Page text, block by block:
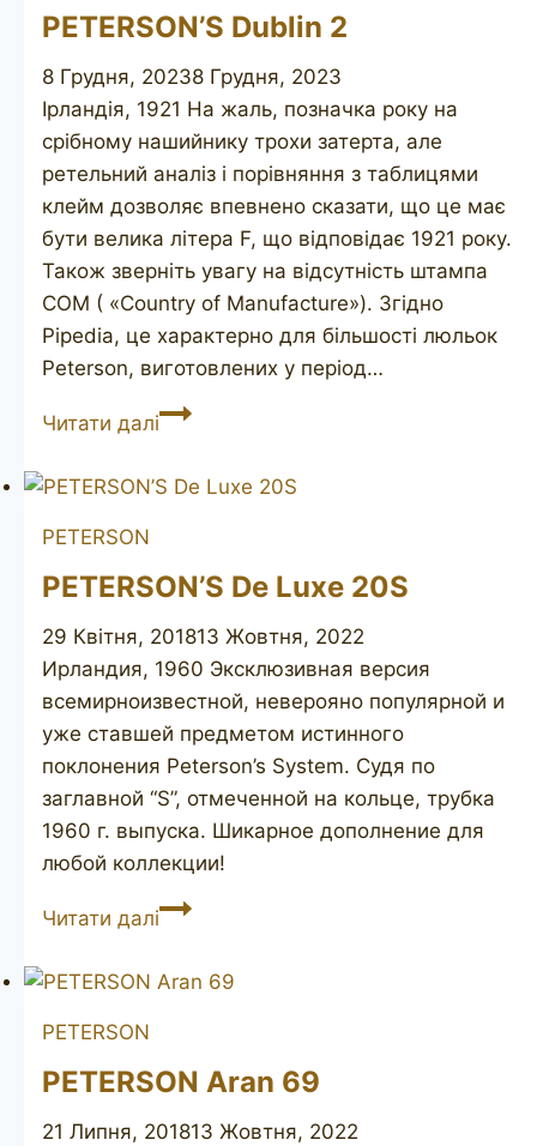
in
Eire
PETERSON’S Dublin 2
8 Грудня, 20238 Грудня, 2023
Ірландія, 1921 На жаль, позначка року на
срібному нашийнику трохи затерта, але
ретельний аналіз і порівняння з таблицями
клейм дозволяє впевнено сказати, що це має
бути велика літера F, що відповідає 1921 року.
Також зверніть увагу на відсутність штампа
COM ( «Country of Manufacture»). Згідно
Pipedia, це характерно для більшості люльок
Peterson, виготовлених у період…
Читати даліPETERSON’S
2
PETERSON
PETERSON’S De Luxe 20S
29 Квітня, 201813 Жовтня, 2022
Ирландия, 1960 Эксклюзивная версия
всемирноизвестной, неверояно популярной и
уже ставшей предметом истинного
поклонения Peterson’s System. Судя по
заглавной “S”, отмеченной на кольце, трубка
1960 г. выпуска. Шикарное дополнение для
любой коллекции!
Читати даліPETERSON’S
Luxe
PETERSON
PETERSON Aran 69
21 Липня, 201813 Жовтня, 2022